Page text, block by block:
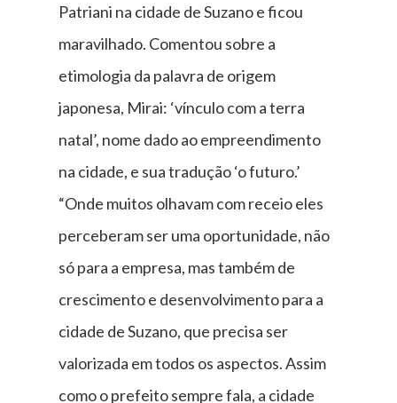
Patriani na cidade de Suzano e ficou
maravilhado. Comentou sobre a
etimologia da palavra de origem
japonesa, Mirai: ‘vínculo com a terra
natal’, nome dado ao empreendimento
na cidade, e sua tradução ‘o futuro.’
“Onde muitos olhavam com receio eles
perceberam ser uma oportunidade, não
só para a empresa, mas também de
crescimento e desenvolvimento para a
cidade de Suzano, que precisa ser
valorizada em todos os aspectos. Assim
como o prefeito sempre fala, a cidade